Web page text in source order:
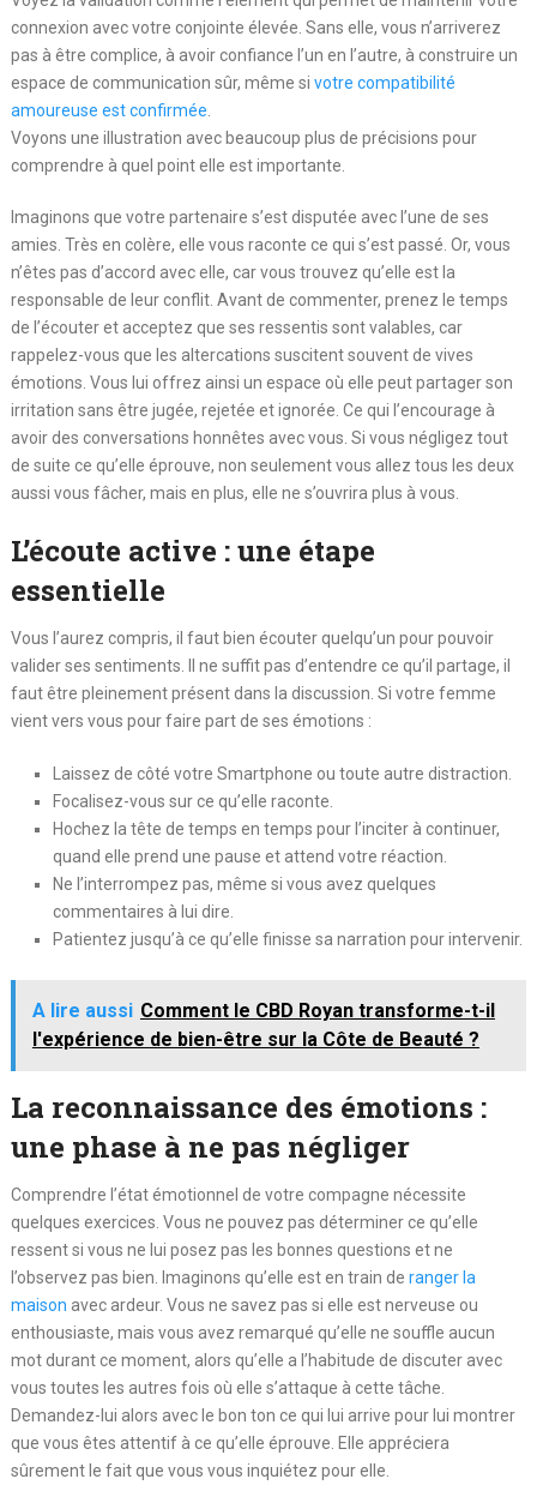
connexion avec votre conjointe élevée. Sans elle, vous n’arriverez
pas à être complice, à avoir confiance l’un en l’autre, à construire un
espace de communication sûr, même si votre compatibilité
amoureuse est confirmée
Voyons une illustration avec beaucoup plus de précisions pour
comprendre à quel point elle est importante.
Imaginons que votre partenaire s’est disputée avec l’une de ses
amies. Très en colère, elle vous raconte ce qui s’est passé. Or, vous
n’êtes pas d’accord avec elle, car vous trouvez qu’elle est la
responsable de leur conflit. Avant de commenter, prenez le temps
de l’écouter et acceptez que ses ressentis sont valables, car
rappelez-vous que les altercations suscitent souvent de vives
émotions. Vous lui offrez ainsi un espace où elle peut partager son
irritation sans être jugée, rejetée et ignorée. Ce qui l’encourage à
avoir des conversations honnêtes avec vous. Si vous négligez tout
de suite ce qu’elle éprouve, non seulement vous allez tous les deux
aussi vous fâcher, mais en plus, elle ne s’ouvrira plus à vous.
L’écoute active : une étape
essentielle
Vous l’aurez compris, il faut bien écouter quelqu’un pour pouvoir
valider ses sentiments. Il ne suffit pas d’entendre ce qu’il partage, il
faut être pleinement présent dans la discussion. Si votre femme
vient vers vous pour faire part de ses émotions :
Laissez de côté votre Smartphone ou toute autre distraction.
Focalisez-vous sur ce qu’elle raconte.
Hochez la tête de temps en temps pour l’inciter à continuer,
quand elle prend une pause et attend votre réaction.
Ne l’interrompez pas, même si vous avez quelques
commentaires à lui dire.
Patientez jusqu’à ce qu’elle finisse sa narration pour intervenir.
A lire aussi Comment le CBD Royan transforme-t-il
l'expérience de bien-être sur la Côte de Beauté ?
La reconnaissance des émotions :
une phase à ne pas négliger
Comprendre l’état émotionnel de votre compagne nécessite
quelques exercices. Vous ne pouvez pas déterminer ce qu’elle
ressent si vous ne lui posez pas les bonnes questions et ne
l’observez pas bien. Imaginons qu’elle est en train de ranger la
maison avec ardeur. Vous ne savez pas si elle est nerveuse ou
enthousiaste, mais vous avez remarqué qu’elle ne souffle aucun
mot durant ce moment, alors qu’elle a l’habitude de discuter avec
vous toutes les autres fois où elle s’attaque à cette tâche.
Demandez-lui alors avec le bon ton ce qui lui arrive pour lui montrer
que vous êtes attentif à ce qu’elle éprouve. Elle appréciera
sûrement le fait que vous vous inquiétez pour elle.